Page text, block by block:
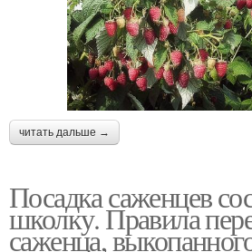
читать дальше →
Посадка саженцев
школку. Правила
саженца,